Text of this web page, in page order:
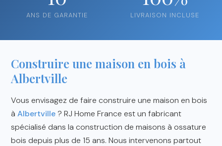
ANS DE GARANTIE LIVRAISON INCLUSE
Construire une maison en bois à
Albertville
Vous envisagez de faire construire une maison en bois
àAlbertville ? RJ Home France est un fabricant
spécialisé dans la construction de maisons à ossature
bois depuis plus de 15 ans. Nous intervenons partout